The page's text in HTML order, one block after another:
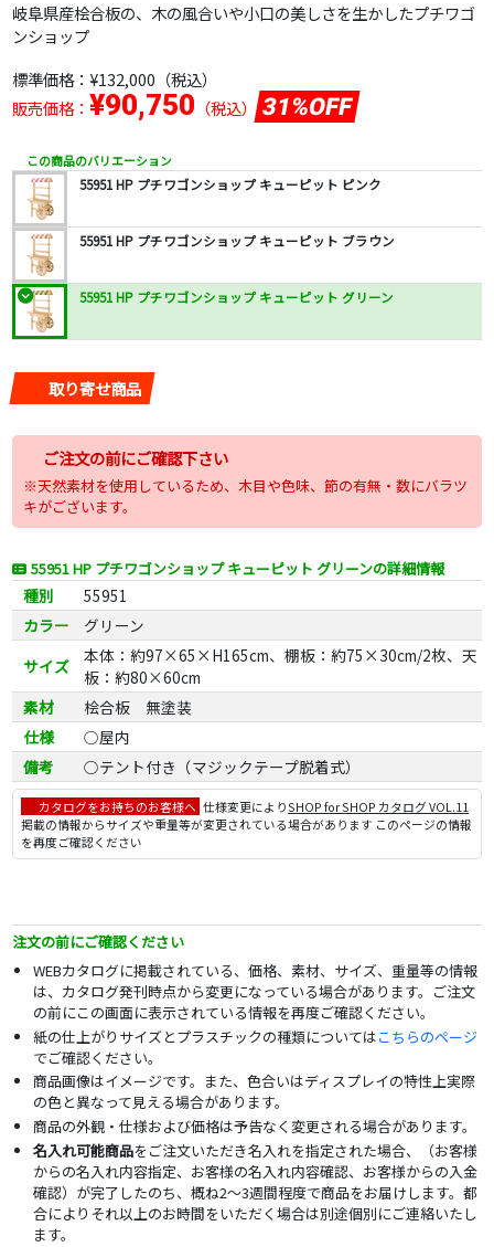
岐阜県産桧合板の、木の風合いや小口の美しさを生かしたプチワゴ
ンショップ
標準価格： ¥132,000 （税込）
販売価格： ¥90,750 （税込） 31%OFF
この商品のバリエーション
55951 HP プチワゴンショップ キューピット ピンク
55951 HP プチワゴンショップ キューピット ブラウン
55951 HP プチワゴンショップ キューピット グリーン
取り寄せ商品
ご注文の前にご確認下さい
※天然素材を使用しているため、木目や色味、節の有無・数にバラツ
キがございます。
55951 HP プチワゴンショップ キューピット グリーンの詳細情報
種別
55951
カラー
グリーン
サイズ
本体：約97×65×H165cm、棚板：約75×30cm/2枚、天
板：約80×60cm
素材
桧合板 無塗装
仕様
○屋内
備考
○テント付き（マジックテープ脱着式）
カタログをお持ちのお客様へ 仕様変更によりSHOP for SHOP カタログ VOL.11
掲載の情報からサイズや重量等が変更されている場合があります このページの情報
を再度ご確認ください
注文の前にご確認ください
WEBカタログに掲載されている、価格、素材、サイズ、重量等の情報
は、カタログ発刊時点から変更になっている場合があります。ご注文
の前にこの画面に表示されている情報を再度ご確認ください。
紙の仕上がりサイズとプラスチックの種類についてはこちらのページ
でご確認ください。
商品画像はイメージです。また、色合いはディスプレイの特性上実際
の色と異なって見える場合があります。
商品の外観・仕様および価格は予告なく変更される場合があります。
名入れ可能商品をご注文いただき名入れを指定された場合、（お客様
からの名入れ内容指定、お客様の名入れ内容確認、お客様からの入金
確認）が完了したのち、概ね2～3週間程度で商品をお届けします。都
合によりそれ以上のお時間をいただく場合は別途個別にご連絡いたし
ます。